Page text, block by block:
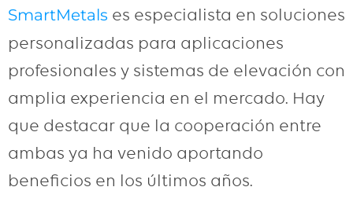
SmartMetals es especialista en soluciones
personalizadas para aplicaciones
profesionales y sistemas de elevación con
amplia experiencia en el mercado. Hay
que destacar que la cooperación entre
ambas ya ha venido aportando
beneficios en los últimos años.